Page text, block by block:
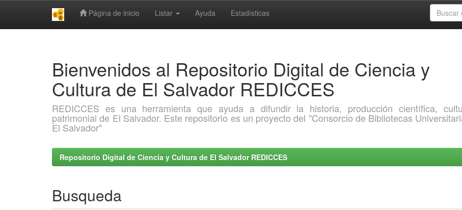
Página de inicio Listar Ayuda Estadísticas
Bienvenidos al Repositorio Digital de Ciencia y
Cultura de El Salvador REDICCES
REDICCES es una herramienta que ayuda a difundir la historia, producción científica,
patrimonial de El Salvador. Este repositorio es un proyecto del "Consorcio de Bibliotecas
El Salvador"
Repositorio Digital de Ciencia y Cultura de El Salvador REDICCES
Busqueda